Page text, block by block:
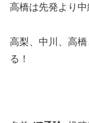
高橋は先発より中
高梨、中川、高
る！